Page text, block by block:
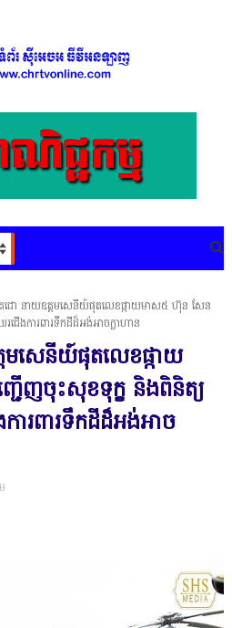
េជោ នាយឧត្តមសេនីយ៍ផុតលេខផ្កាយមាស៥ ហ៊ុន សែន
ើងការពារទឹកដីដ៏អង់អាចក្លាហាន
មសេនីយ៍ផុតលេខផ្កាយ
ញចុះសុខទុក្ខ និងពិនិត្យ
ារពារទឹកដីដ៏អង់អាច